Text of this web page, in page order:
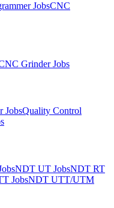
JobsCNC
Grinder Jobs
JobsQuality Control
NDT UT JobsNDT RT
JobsNDT UTT/UTM